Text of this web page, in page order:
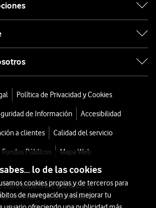
Política de Privacidad y Cookies
de Información Accesibilidad
a clientes Calidad del servicio
Fondos Públicos Mapa Web
2026 Vodafone España S.A.U.
América 115, 28042 Madrid
lo de las cookies
cookies propias y de terceros para
de navegación y así mejorar tu